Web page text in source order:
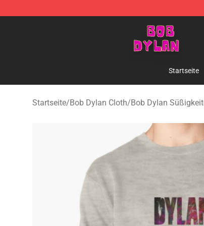
Bob Dylan Store - Official Bob Dylan
Startseite
Startseite/Bob Dylan Cloth/Bob Dylan